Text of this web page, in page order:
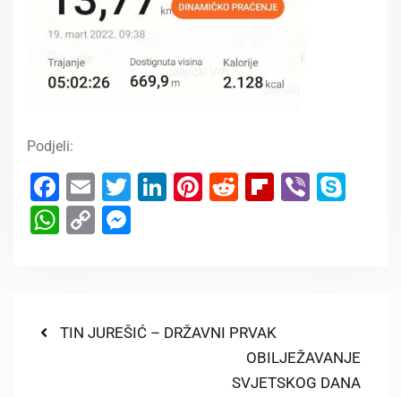
Podjeli:
Facebook
EmailTwitter
LinkedIn
Pinterest
RedditFlipboard
Viber
WhatsApp
Copy
TIN JUREŠIĆ – DRŽAVNI PRVAK
OBILJEŽAVANJE
SVJETSKOG DANA